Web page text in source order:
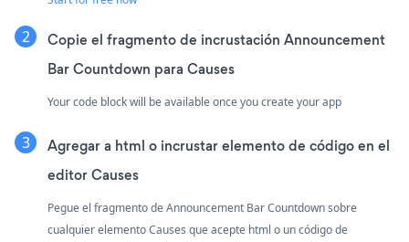
Copie el fragmento de incrustación Announcement
Bar Countdown para Causes
Your code block will be available once you create your app
Agregar a html o incrustar elemento de código en el
editor Causes
Pegue el fragmento de Announcement Bar Countdown sobre
cualquier elemento Causes que acepte html o un código de